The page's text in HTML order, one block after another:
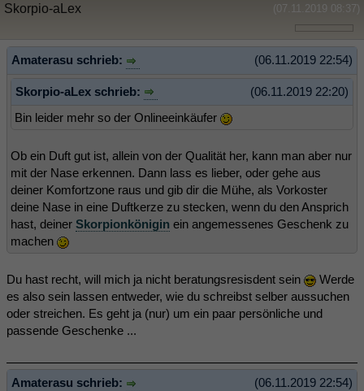
(07.11.2019 08:37)
Skorpio-aLex
(06.11.2019 22:54)
Amaterasu schrieb:
(06.11.2019 22:20)
Skorpio-aLex schrieb:
Bin leider mehr so der Onlineeinkäufer
Ob ein Duft gut ist, allein von der Qualität her, kann man aber nur
mit der Nase erkennen. Dann lass es lieber, oder gehe aus
deiner Komfortzone raus und gib dir die Mühe, als Vorkoster
deine Nase in eine Duftkerze zu stecken, wenn du den Ansprich
hast, deiner Skorpionkönigin ein angemessenes Geschenk zu
machen
Du hast recht, will mich ja nicht beratungsresisdent sein
Werde
es also sein lassen entweder, wie du schreibst selber aussuchen
oder streichen. Es geht ja (nur) um ein paar persönliche und
passende Geschenke ...
(06.11.2019 22:54)
Amaterasu schrieb: